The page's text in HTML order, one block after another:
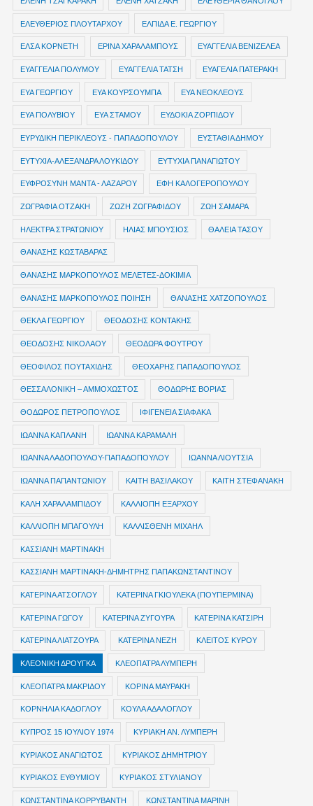
ΕΛΕΥΘΕΡΙΟΣ ΠΛΟΥΤΑΡΧΟΥ ΕΛΠΙΔΑ Ε. ΓΕΩΡΓΙΟΥ
ΕΛΣΑ ΚΟΡΝΕΤΗ ΕΡΙΝΑ ΧΑΡΑΛΑΜΠΟΥΣ ΕΥΑΓΓΕΛΙΑ ΒΕΝΙΖΕΛΕΑ
ΕΥΑΓΓΕΛΙΑ ΠΟΛΥΜΟΥ ΕΥΑΓΓΕΛΙΑ ΤΑΤΣΗ ΕΥΑΓΕΛΙΑ ΠΑΤΕΡΑΚΗ
ΕΥΑ ΓΕΩΡΓΙΟΥ ΕΥΑ ΚΟΥΡΣΟΥΜΠΑ ΕΥΑ ΝΕΟΚΛΕΟΥΣ
ΕΥΑ ΠΟΛΥΒΙΟΥ ΕΥΑ ΣΤΑΜΟΥ ΕΥΔΟΚΙΑ ΖΟΡΠΙΔΟΥ
ΕΥΡΥΔΙΚΗ ΠΕΡΙΚΛΕΟΥΣ - ΠΑΠΑΔΟΠΟΥΛΟΥ ΕΥΣΤΑΘΙΑ ΔΗΜΟΥ
ΕΥΤΥΧΙΑ-ΑΛΕΞΑΝΔΡΑ ΛΟΥΚΙΔΟΥ ΕΥΤΥΧΙΑ ΠΑΝΑΓΙΩΤΟΥ
ΕΥΦΡΟΣΥΝΗ ΜΑΝΤΑ - ΛΑΖΑΡΟΥ ΕΦΗ ΚΑΛΟΓΕΡΟΠΟΥΛΟΥ
ΖΩΓΡΑΦΙΑ ΟΤΖΑΚΗ ΖΩΖΗ ΖΩΓΡΑΦΙΔΟΥ ΖΩΗ ΣΑΜΑΡΑ
ΗΛΕΚΤΡΑ ΣΤΡΑΤΩΝΙΟΥ ΗΛΙΑΣ ΜΠΟΥΣΙΟΣ ΘΑΛΕΙΑ ΤΑΣΟΥ
ΘΑΝΑΣΗΣ ΚΩΣΤΑΒΑΡΑΣ
ΘΑΝΑΣΗΣ ΜΑΡΚΟΠΟΥΛΟΣ ΜΕΛΕΤΕΣ-ΔΟΚΙΜΙΑ
ΘΑΝΑΣΗΣ ΜΑΡΚΟΠΟΥΛΟΣ ΠΟΙΗΣΗ ΘΑΝΑΣΗΣ ΧΑΤΖΟΠΟΥΛΟΣ
ΘΕΚΛΑ ΓΕΩΡΓΙΟΥ ΘΕΟΔΟΣΗΣ ΚΟΝΤΑΚΗΣ
ΘΕΟΔΟΣΗΣ ΝΙΚΟΛΑΟΥ ΘΕΟΔΩΡΑ ΦΟΥΤΡΟΥ
ΘΕΟΦΙΛΟΣ ΠΟΥΤΑΧΙΔΗΣ ΘΕΟΧΑΡΗΣ ΠΑΠΑΔΟΠΟΥΛΟΣ
ΘΕΣΣΑΛΟΝΙΚΗ – ΑΜΜΟΧΩΣΤΟΣ ΘΟΔΩΡΗΣ ΒΟΡΙΑΣ
ΘΟΔΩΡΟΣ ΠΕΤΡΟΠΟΥΛΟΣ ΙΦΙΓΕΝΕΙΑ ΣΙΑΦΑΚΑ
ΙΩΑΝΝΑ ΚΑΠΛΑΝΗ ΙΩΑΝΝΑ ΚΑΡΑΜΑΛΗ
ΙΩΑΝΝΑ ΛΑΔΟΠΟΥΛΟΥ-ΠΑΠΑΔΟΠΟΥΛΟΥ ΙΩΑΝΝΑ ΛΙΟΥΤΣΙΑ
ΙΩΑΝΝΑ ΠΑΠΑΝΤΩΝΙΟΥ ΚΑΙΤΗ ΒΑΣΙΛΑΚΟΥ ΚΑΙΤΗ ΣΤΕΦΑΝΑΚΗ
ΚΑΛΗ ΧΑΡΑΛΑΜΠΙΔΟΥ ΚΑΛΛΙΟΠΗ ΕΞΑΡΧΟΥ
ΚΑΛΛΙΟΠΗ ΜΠΑΓΟΥΛΗ ΚΑΛΛΙΣΘΕΝΗ ΜΙΧΑΗΛ
ΚΑΣΣΙΑΝΗ ΜΑΡΤΙΝΑΚΗ
ΚΑΣΣΙΑΝΗ ΜΑΡΤΙΝΑΚΗ-ΔΗΜΗΤΡΗΣ ΠΑΠΑΚΩΝΣΤΑΝΤΙΝΟΥ
ΚΑΤΕΡΙΝΑ ΑΤΣΟΓΛΟΥ ΚΑΤΕΡΙΝΑ ΓΚΙΟΥΛΕΚΑ (ΠΟΥΠΕΡΜΙΝΑ)
ΚΑΤΕΡΙΝΑ ΓΩΓΟΥ ΚΑΤΕΡΙΝΑ ΖΥΓΟΥΡΑ ΚΑΤΕΡΙΝΑ ΚΑΤΣΙΡΗ
ΚΑΤΕΡΙΝΑ ΛΙΑΤΖΟΥΡΑ ΚΑΤΕΡΙΝΑ ΝΕΖΗ ΚΛΕΙΤΟΣ ΚΥΡΟΥ
ΚΛΕΟΝΙΚΗ ΔΡΟΥΓΚΑ ΚΛΕΟΠΑΤΡΑ ΛΥΜΠΕΡΗ
ΚΛΕΟΠΑΤΡΑ ΜΑΚΡΙΔΟΥ ΚΟΡΙΝΑ ΜΑΥΡΑΚΗ
ΚΟΡΝΗΛΙΑ ΚΑΔΟΓΛΟΥ ΚΟΥΛΑ ΑΔΑΛΟΓΛΟΥ
ΚΥΠΡΟΣ 15 ΙΟΥΛΙΟΥ 1974 ΚΥΡΙΑΚΗ ΑΝ. ΛΥΜΠΕΡΗ
ΚΥΡΙΑΚΟΣ ΑΝΑΓΙΩΤΟΣ ΚΥΡΙΑΚΟΣ ΔΗΜΗΤΡΙΟΥ
ΚΥΡΙΑΚΟΣ ΕΥΘΥΜΙΟΥ ΚΥΡΙΑΚΟΣ ΣΤΥΛΙΑΝΟΥ
ΚΩΝΣΤΑΝΤΙΝΑ ΚΟΡΡΥΒΑΝΤΗ ΚΩΝΣΤΑΝΤΙΝΑ ΜΑΡΙΝΗ